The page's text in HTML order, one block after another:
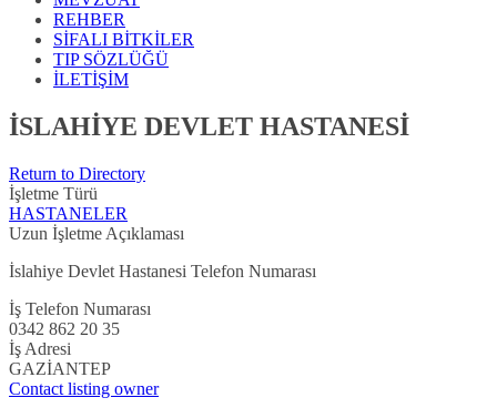
REHBER
SİFALI BİTKİLER
TIP SÖZLÜĞÜ
İLETİŞİM
İSLAHİYE DEVLET HASTANESİ
Return to Directory
İşletme Türü
HASTANELER
Uzun İşletme Açıklaması
İslahiye Devlet Hastanesi Telefon Numarası
İş Telefon Numarası
0342 862 20 35
İş Adresi
GAZİANTEP
Contact listing owner